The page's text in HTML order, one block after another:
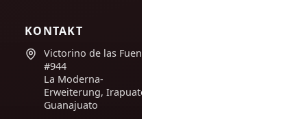
KONTAKT
Victorino de las Fuentes
#944
La Moderna-
Erweiterung, Irapuato,
Guanajuato